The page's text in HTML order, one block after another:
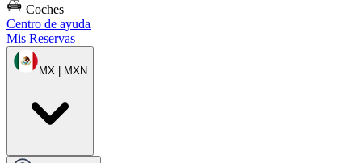
Coches
Centro de ayuda
Mis Reservas
MX | MXN